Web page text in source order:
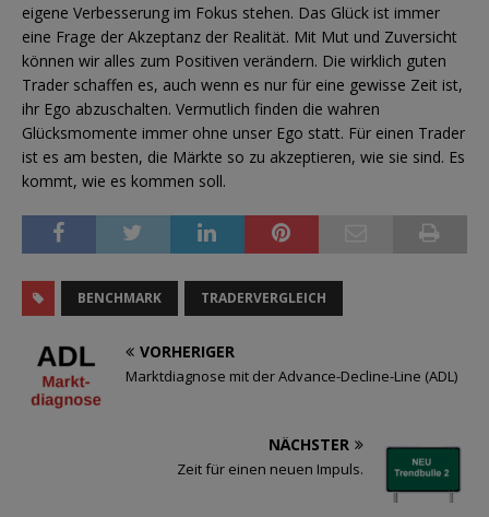
eigene Verbesserung im Fokus stehen. Das Glück ist immer
eine Frage der Akzeptanz der Realität. Mit Mut und Zuversicht
können wir alles zum Positiven verändern. Die wirklich guten
Trader schaffen es, auch wenn es nur für eine gewisse Zeit ist,
ihr Ego abzuschalten. Vermutlich finden die wahren
Glücksmomente immer ohne unser Ego statt. Für einen Trader
ist es am besten, die Märkte so zu akzeptieren, wie sie sind. Es
kommt, wie es kommen soll.
BENCHMARK TRADERVERGLEICH
VORHERIGER
Marktdiagnose mit der Advance-Decline-Line (ADL)
NÄCHSTER
Zeit für einen neuen Impuls.